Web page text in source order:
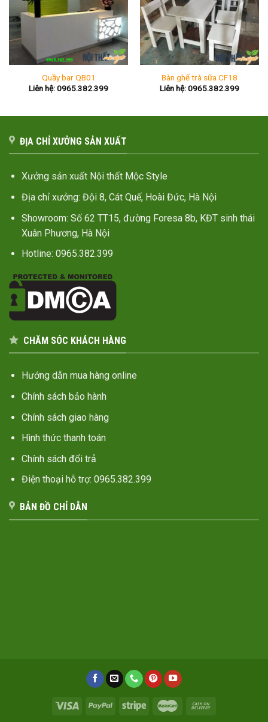
Quầy bar QB01
Liên hệ: 0965.382.399
Bàn ghế trà sữa CF18
Liên hệ: 0965.382.399
ĐỊA CHỈ XƯỞNG SẢN XUẤT
Xưởng sản xuất Nội thất Mộc Style
Địa chỉ xưởng: Đội 8, Cát Quế, Hoài Đức, Hà Nội
Showroom: Số 62 TT15, đường Foresa 8b, KĐT sinh thái
Xuân Phương, Hà Nội
Hotline: 0965.382.399
CHĂM SÓC KHÁCH HÀNG
Hướng dẫn mua hàng online
Chính sách bảo hành
Chính sách giao hàng
Hình thức thanh toán
Chính sách đổi trả
Điện thoại hỗ trợ: 0965.382.399
BẢN ĐỒ CHỈ DẪN